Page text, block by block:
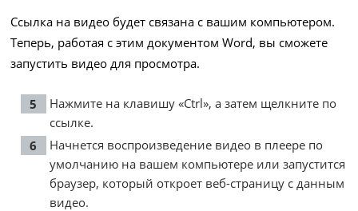
Ссылка на видео будет связана с вашим компьютером.
Теперь, работая с этим документом Word, вы сможете
запустить видео для просмотра.
Нажмите на клавишу «Ctrl», а затем щелкните по
ссылке.
Начнется воспроизведение видео в плеере по
умолчанию на вашем компьютере или запустится
браузер, который откроет веб-страницу с данным
видео.